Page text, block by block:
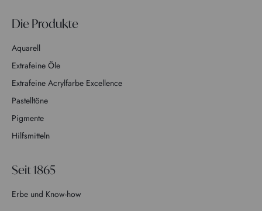
Die Produkte
Aquarell
Extrafeine Öle
Extrafeine Acrylfarbe Excellence
Pastelltöne
Pigmente
Hilfsmitteln
Seit 1865
Erbe und Know-how